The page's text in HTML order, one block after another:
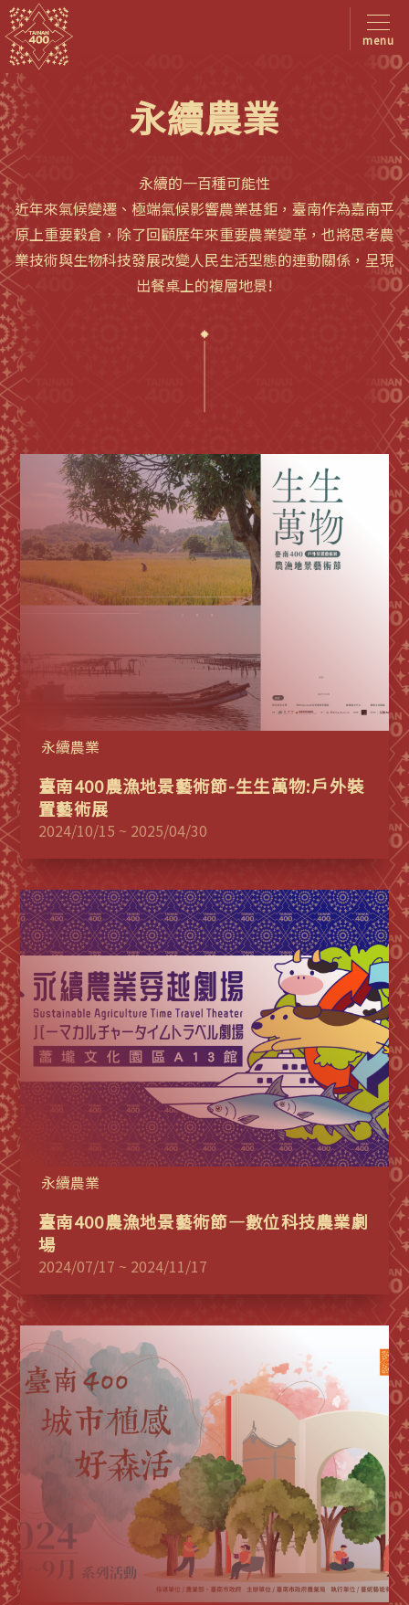
menu
永續農業
永續的一百種可能性
近年來氣候變遷、極端氣候影響農業甚鉅，臺南作為嘉南平
原上重要穀倉，除了回顧歷年來重要農業變革，也將思考農
業技術與生物科技發展改變人民生活型態的連動關係，呈現
出餐桌上的複層地景!
永續農業
臺南400農漁地景藝術節-生生萬物:戶外裝
置藝術展
2024/10/15 ~ 2025/04/30
永續農業
臺南400農漁地景藝術節—數位科技農業劇
場
2024/07/17 ~ 2024/11/17